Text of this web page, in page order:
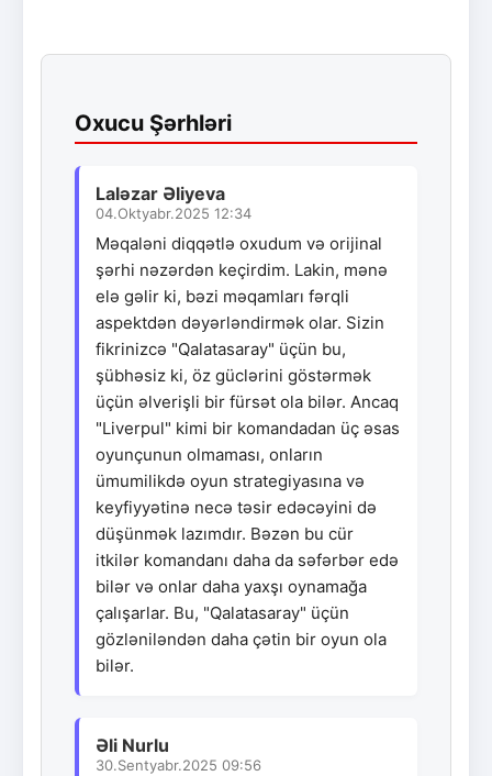
Oxucu Şərhləri
Laləzar Əliyeva
04.Oktyabr.2025 12:34
Məqaləni diqqətlə oxudum və orijinal
şərhi nəzərdən keçirdim. Lakin, mənə
elə gəlir ki, bəzi məqamları fərqli
aspektdən dəyərləndirmək olar. Sizin
fikrinizcə "Qalatasaray" üçün bu,
şübhəsiz ki, öz güclərini göstərmək
üçün əlverişli bir fürsət ola bilər. Ancaq
"Liverpul" kimi bir komandadan üç əsas
oyunçunun olmaması, onların
ümumilikdə oyun strategiyasına və
keyfiyyətinə necə təsir edəcəyini də
düşünmək lazımdır. Bəzən bu cür
itkilər komandanı daha da səfərbər edə
bilər və onlar daha yaxşı oynamağa
çalışarlar. Bu, "Qalatasaray" üçün
gözləniləndən daha çətin bir oyun ola
bilər.
Əli Nurlu
30.Sentyabr.2025 09:56